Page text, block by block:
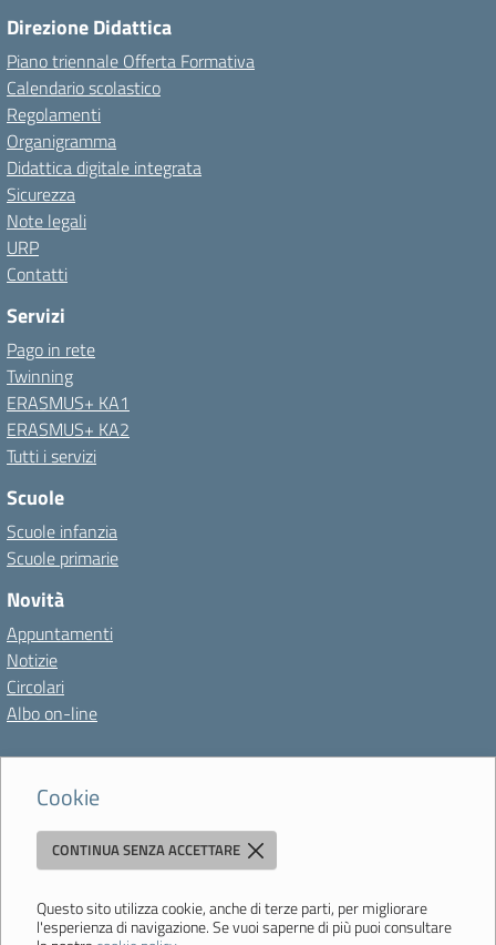
Cookie
CONTINUA SENZA ACCETTARE
Questo sito utilizza cookie, anche di terze parti, per migliorare
l'esperienza di navigazione. Se vuoi saperne di più puoi consultare
Direzione Didattica
Piano triennale Offerta Formativa
Calendario scolastico
Regolamenti
Organigramma
Didattica digitale integrata
Sicurezza
Note legali
URP
Contatti
Servizi
Pago in rete
Twinning
ERASMUS+ KA1
ERASMUS+ KA2
Tutti i servizi
Scuole
Scuole infanzia
Scuole primarie
Novità
Appuntamenti
Notizie
Circolari
Albo on-line
Meccanismo di feedback
Preferenze cookie
Direzione Didattica di Vignola
"Tutti diversamente uguali, tutti ugualmente diversi"